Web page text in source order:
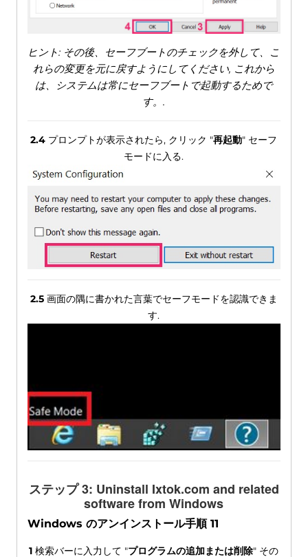
ヒント: その後、セーフブートのチェックを外して、こ
れらの変更を元に戻すようにしてください, これから
は、システムは常にセーフブートで起動するためで
す。.
2.4 プロンプトが表示されたら, クリック "再起動" セーフ
モードに入る.
2.5画面の隅に書かれた言葉でセーフモードを認識できま
す.
ステップ 3: Uninstall Ixtok.com and related
software from Windows
Windows のアンインストール手順 11
1 検索バーに入力して "プログラムの追加または削除" その